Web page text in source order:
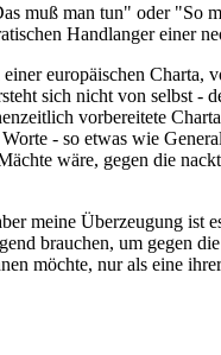
muß man tun" oder "So
Handlanger einer
europäischen Charta,
sich nicht von selbst -
vorbereitete
- so etwas wie
wäre, gegen die
meine Überzeugung ist
brauchen, um gegen
möchte, nur als eine